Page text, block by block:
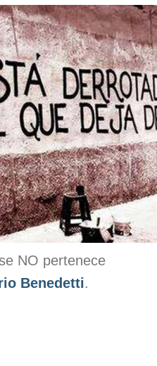
NO pertenece
Benedetti.